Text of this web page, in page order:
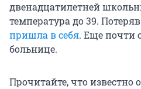
двенадцатилетней
температура до 39.
пришла в себя. Еще почти
больнице.
Прочитайте, что известно